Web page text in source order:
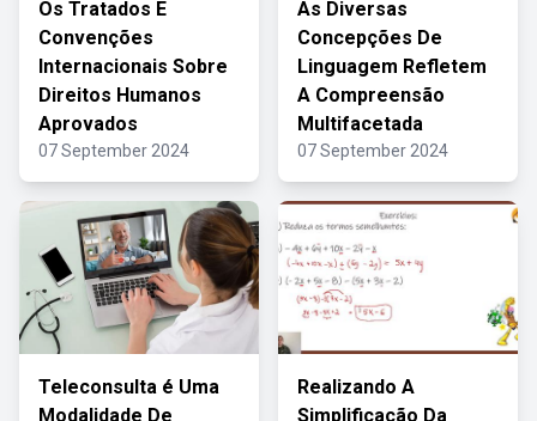
Os Tratados E
Convenções
Internacionais Sobre
Direitos Humanos
Aprovados
07 September 2024
As Diversas
Concepções De
Linguagem Refletem
A Compreensão
Multifacetada
07 September 2024
Teleconsulta é Uma
Modalidade De
Realizando A
Simplificação Da